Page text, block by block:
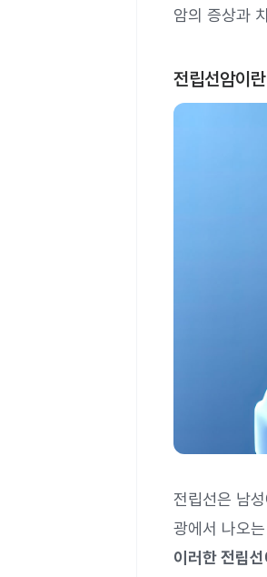
암의 증상과
전립선암이
전립선은 남
광에서 나오
이러한 전립